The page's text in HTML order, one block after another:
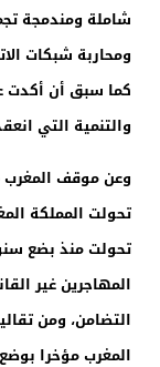
شاملة ومندمجة
ومحاربة شبكات
كما سبق أن أكدت
والتنمية التي
وعن موقف المغرب
تحولت المملكة
تحولت منذ بضع
المهاجرين غير
التضامن، ومن
المغرب مؤخرا